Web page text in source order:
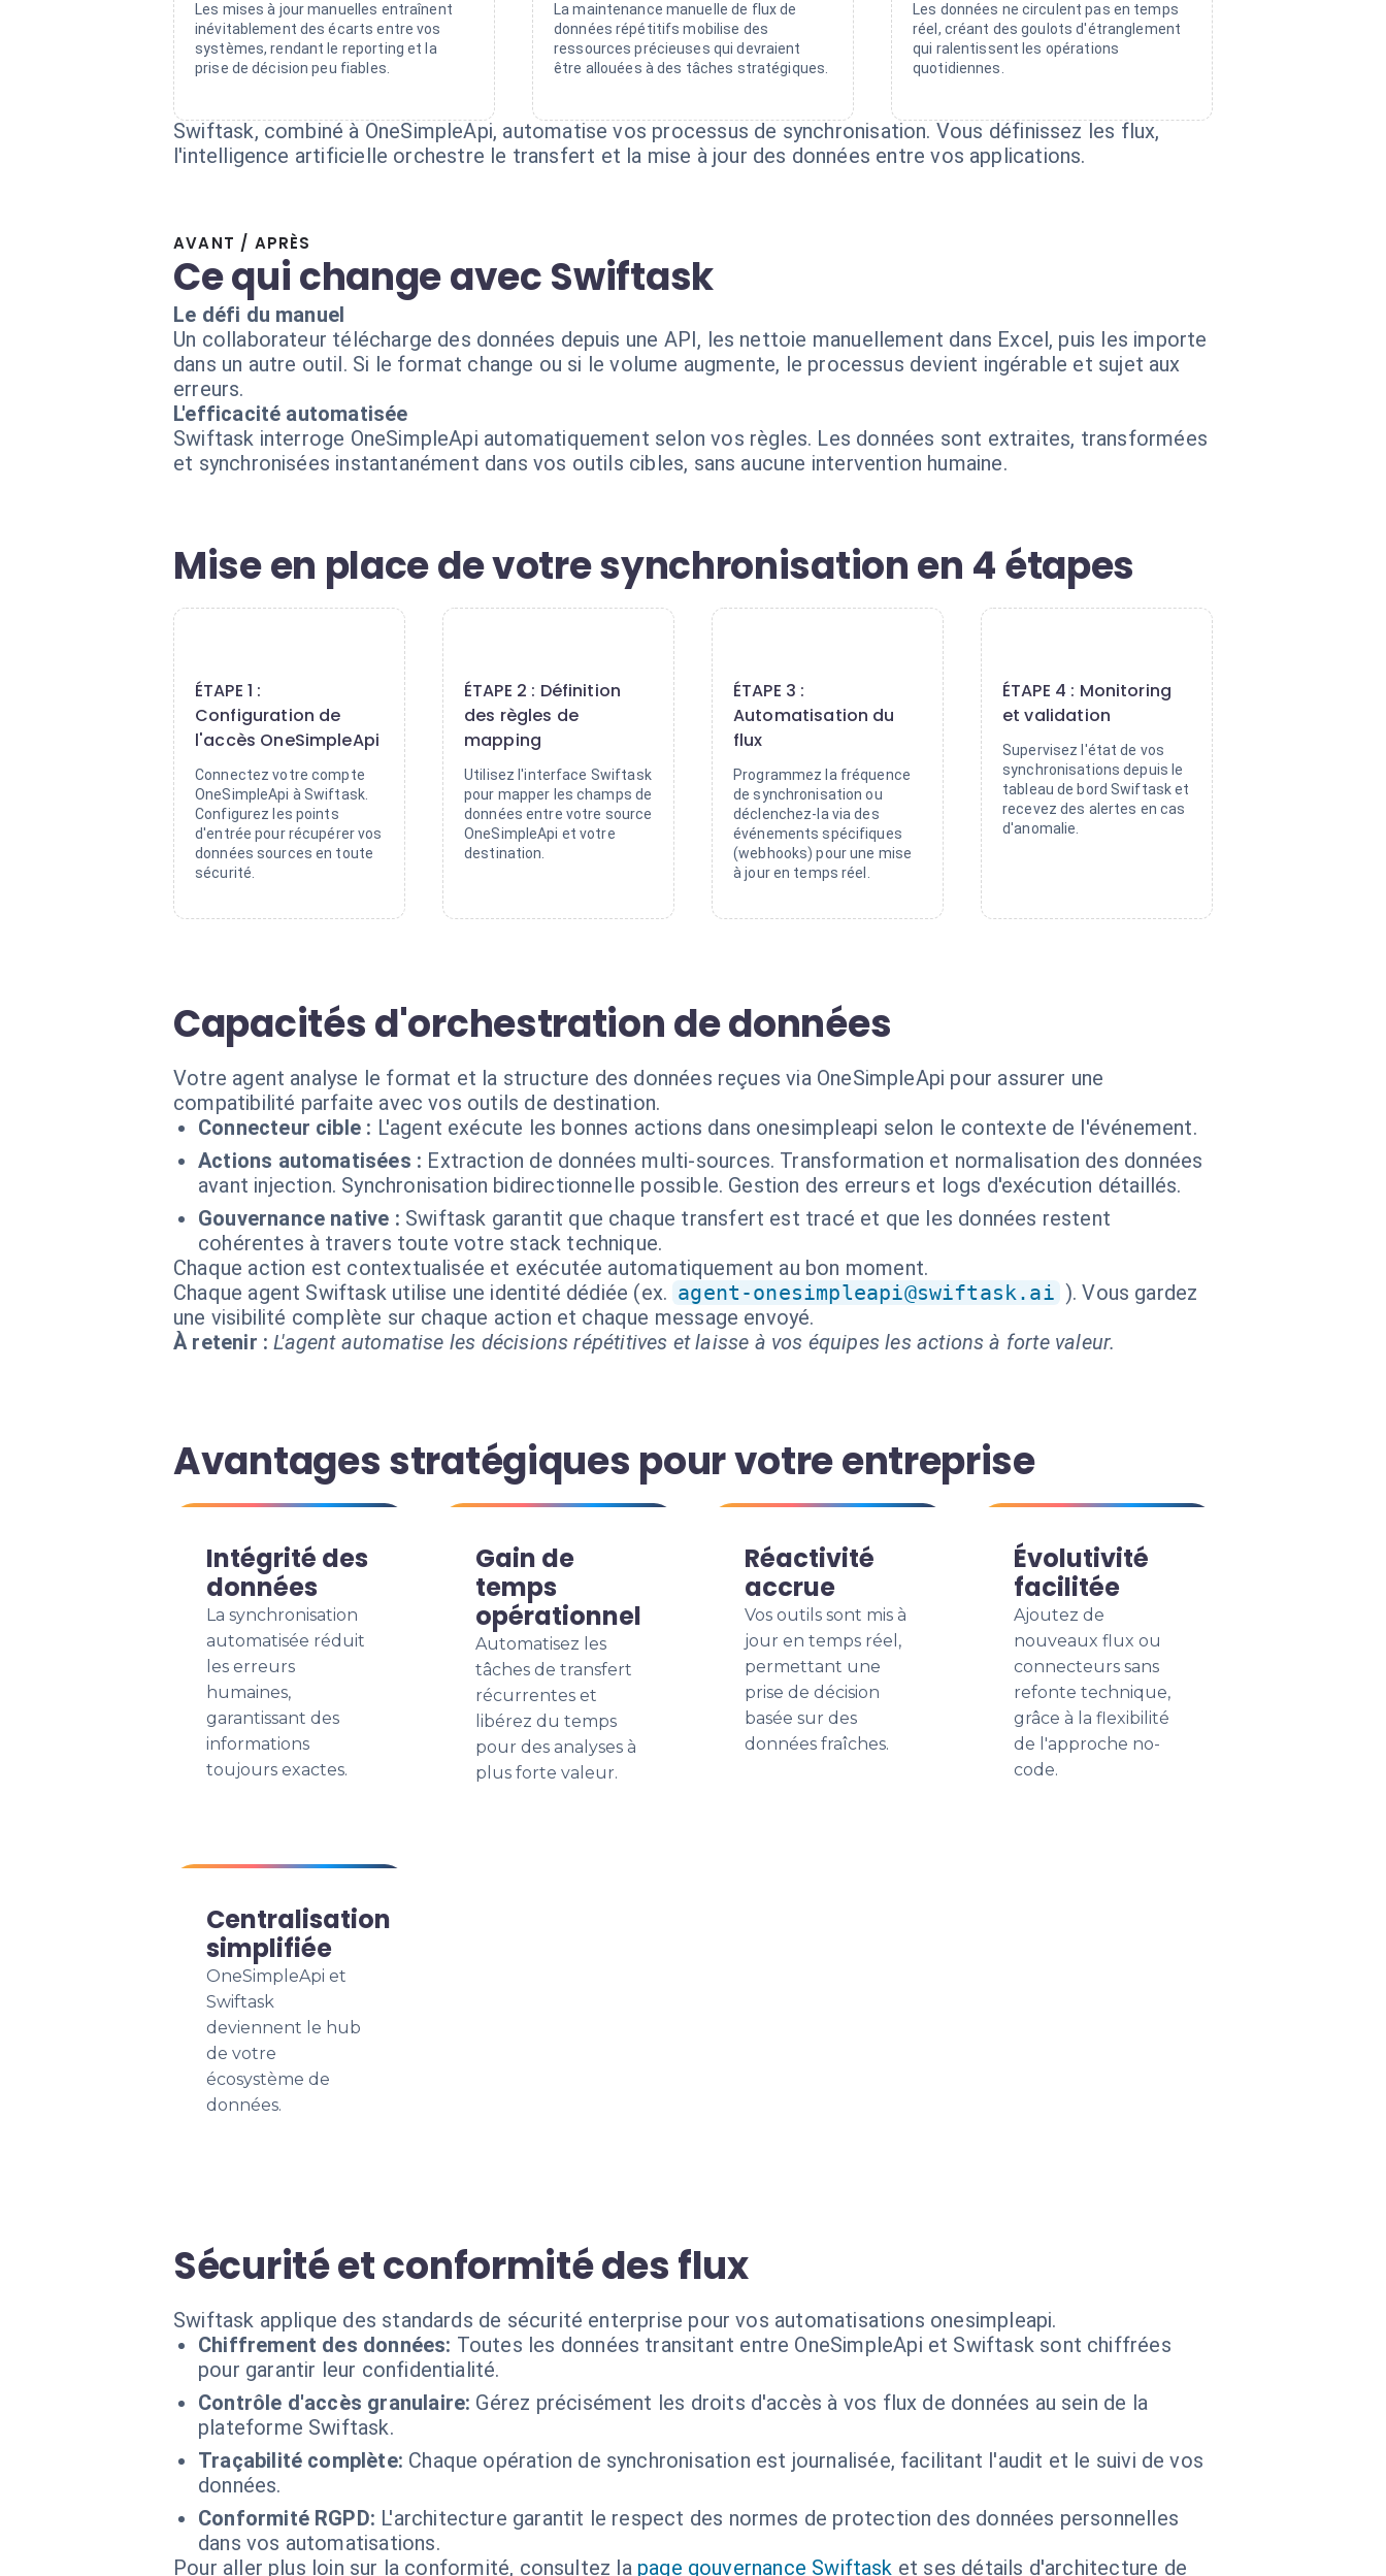
Les mises à jour manuelles entraînent
inévitablement des écarts entre vos
systèmes, rendant le reporting et la
prise de décision peu fiables.
La maintenance manuelle de flux de
données répétitifs mobilise des
ressources précieuses qui devraient
être allouées à des tâches stratégiques.
Les données ne circulent pas en temps
réel, créant des goulots d'étranglement
qui ralentissent les opérations
quotidiennes.
Swiftask, combiné à OneSimpleApi, automatise vos processus de synchronisation. Vous définissez les flux,
l'intelligence artificielle orchestre le transfert et la mise à jour des données entre vos applications.
AVANT / APRÈS
Ce qui change avec Swiftask
Le défi du manuel
Un collaborateur télécharge des données depuis une API, les nettoie manuellement dans Excel, puis les importe
dans un autre outil. Si le format change ou si le volume augmente, le processus devient ingérable et sujet aux
erreurs.
L'efficacité automatisée
Swiftask interroge OneSimpleApi automatiquement selon vos règles. Les données sont extraites, transformées
et synchronisées instantanément dans vos outils cibles, sans aucune intervention humaine.
Mise en place de votre synchronisation en 4 étapes
ÉTAPE 1 :
Configuration de
l'accès OneSimpleApi
Connectez votre compte
OneSimpleApi à Swiftask.
Configurez les points
d'entrée pour récupérer vos
données sources en toute
sécurité.
ÉTAPE 2 : Définition
des règles de
mapping
Utilisez l'interface Swiftask
pour mapper les champs de
données entre votre source
OneSimpleApi et votre
destination.
ÉTAPE 3 :
Automatisation du
flux
Programmez la fréquence
de synchronisation ou
déclenchez-la via des
événements spécifiques
(webhooks) pour une mise
à jour en temps réel.
ÉTAPE 4 : Monitoring
et validation
Supervisez l'état de vos
synchronisations depuis le
tableau de bord Swiftask et
recevez des alertes en cas
d'anomalie.
Capacités d'orchestration de données
Votre agent analyse le format et la structure des données reçues via OneSimpleApi pour assurer une
compatibilité parfaite avec vos outils de destination.
Connecteur cible : L'agent exécute les bonnes actions dans onesimpleapi selon le contexte de l'événement.
Actions automatisées : Extraction de données multi-sources. Transformation et normalisation des données
avant injection. Synchronisation bidirectionnelle possible. Gestion des erreurs et logs d'exécution détaillés.
Gouvernance native : Swiftask garantit que chaque transfert est tracé et que les données restent
cohérentes à travers toute votre stack technique.
Chaque action est contextualisée et exécutée automatiquement au bon moment.
Chaque agent Swiftask utilise une identité dédiée (ex. agent-onesimpleapi@swiftask.ai ). Vous gardez
une visibilité complète sur chaque action et chaque message envoyé.
À retenir : L'agent automatise les décisions répétitives et laisse à vos équipes les actions à forte valeur.
Avantages stratégiques pour votre entreprise
Intégrité des
données
La synchronisation
automatisée réduit
les erreurs
humaines,
garantissant des
informations
toujours exactes.
Gain de
temps
opérationnel
Automatisez les
tâches de transfert
récurrentes et
libérez du temps
pour des analyses à
plus forte valeur.
Réactivité
accrue
Vos outils sont mis à
jour en temps réel,
permettant une
prise de décision
basée sur des
données fraîches.
Évolutivité
facilitée
Ajoutez de
nouveaux flux ou
connecteurs sans
refonte technique,
grâce à la flexibilité
de l'approche no-
code.
Centralisation
simplifiée
OneSimpleApi et
Swiftask
deviennent le hub
de votre
écosystème de
données.
Sécurité et conformité des flux
Swiftask applique des standards de sécurité enterprise pour vos automatisations onesimpleapi.
Chiffrement des données: Toutes les données transitant entre OneSimpleApi et Swiftask sont chiffrées
pour garantir leur confidentialité.
Contrôle d'accès granulaire: Gérez précisément les droits d'accès à vos flux de données au sein de la
plateforme Swiftask.
Traçabilité complète: Chaque opération de synchronisation est journalisée, facilitant l'audit et le suivi de vos
données.
Conformité RGPD: L'architecture garantit le respect des normes de protection des données personnelles
dans vos automatisations.
Pour aller plus loin sur la conformité, consultez la page gouvernance Swiftask et ses détails d'architecture de